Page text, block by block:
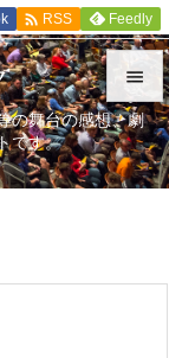


メニュ

 RSS Feedly
の舞台の感想、劇
です。